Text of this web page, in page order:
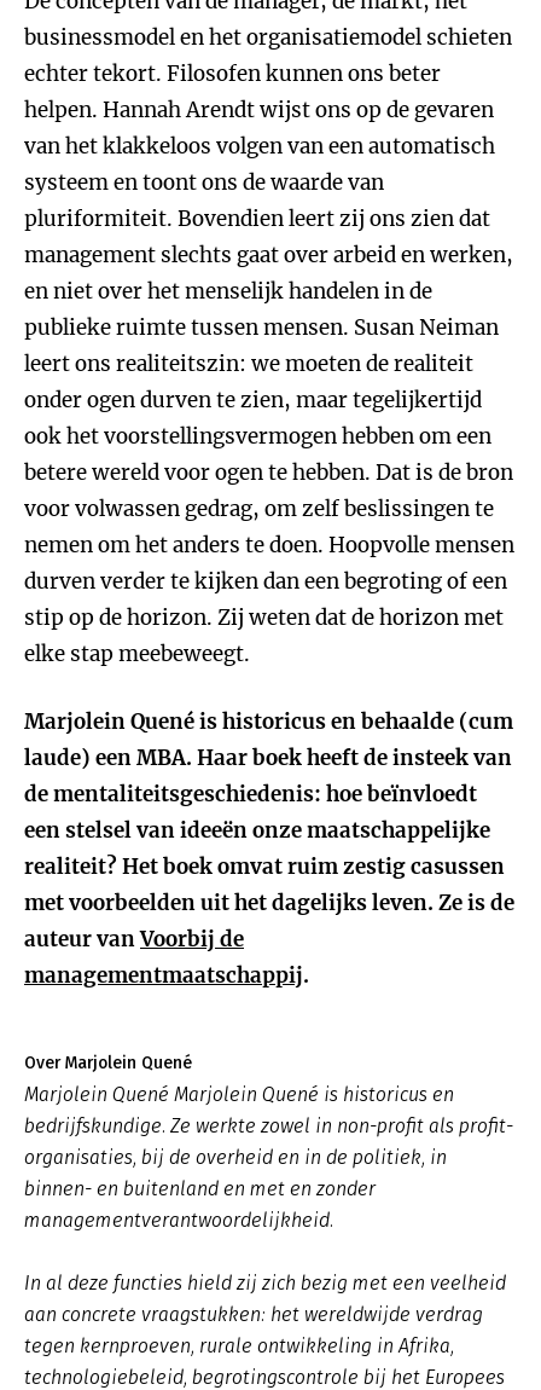
businessmodel en het organisatiemodel schieten
echter tekort. Filosofen kunnen ons beter
helpen. Hannah Arendt wijst ons op de gevaren
van het klakkeloos volgen van een automatisch
systeem en toont ons de waarde van
pluriformiteit. Bovendien leert zij ons zien dat
management slechts gaat over arbeid en werken,
en niet over het menselijk handelen in de
publieke ruimte tussen mensen. Susan Neiman
leert ons realiteitszin: we moeten de realiteit
onder ogen durven te zien, maar tegelijkertijd
ook het voorstellingsvermogen hebben om een
betere wereld voor ogen te hebben. Dat is de bron
voor volwassen gedrag, om zelf beslissingen te
nemen om het anders te doen. Hoopvolle mensen
durven verder te kijken dan een begroting of een
stip op de horizon. Zij weten dat de horizon met
elke stap meebeweegt.
Marjolein Quené is historicus en behaalde (cum
laude) een MBA. Haar boek heeft de insteek van
de mentaliteitsgeschiedenis: hoe beïnvloedt
een stelsel van ideeën onze maatschappelijke
realiteit? Het boek omvat ruim zestig casussen
met voorbeelden uit het dagelijks leven. Ze is de
auteur vanVoorbij de
managementmaatschappij.
Over Marjolein Quené
Marjolein Quené Marjolein Quené is historicus en
bedrijfskundige. Ze werkte zowel in non-profit als profit-
organisaties, bij de overheid en in de politiek, in
binnen- en buitenland en met en zonder
managementverantwoordelijkheid.
In al deze functies hield zij zich bezig met een veelheid
aan concrete vraagstukken: het wereldwijde verdrag
tegen kernproeven, rurale ontwikkeling in Afrika,
technologiebeleid, begrotingscontrole bij het Europees